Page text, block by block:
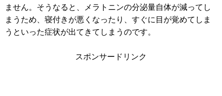
ません。そうなると、メラトニンの分泌量自体が減ってし
まうため、寝付きが悪くなったり、すぐに目が覚めてしま
うといった症状が出てきてしまうのです。
スポンサードリンク